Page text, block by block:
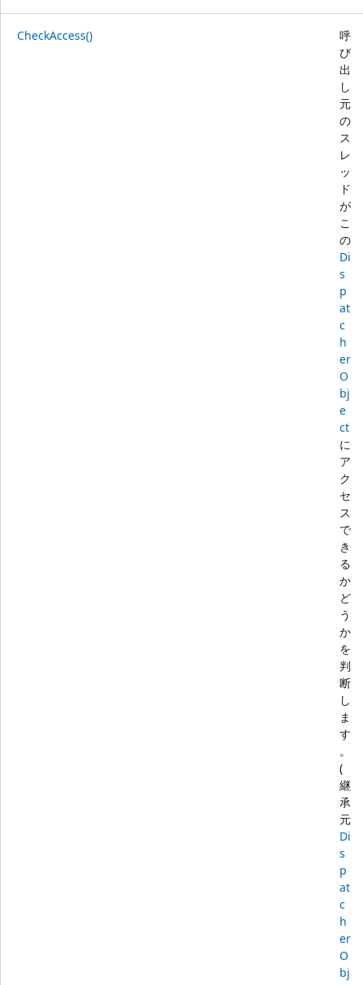
CheckAccess()
呼
び
出
し
元
の
ス
レ
ッ
ド
が
こ
の
Di
s
p
at
c
h
er
O
bj
e
ct
に
ア
ク
セ
ス
で
き
る
か
ど
う
か
を
判
断
し
ま
す
。
(
継
承
元
Di
s
p
at
c
h
er
O
bj